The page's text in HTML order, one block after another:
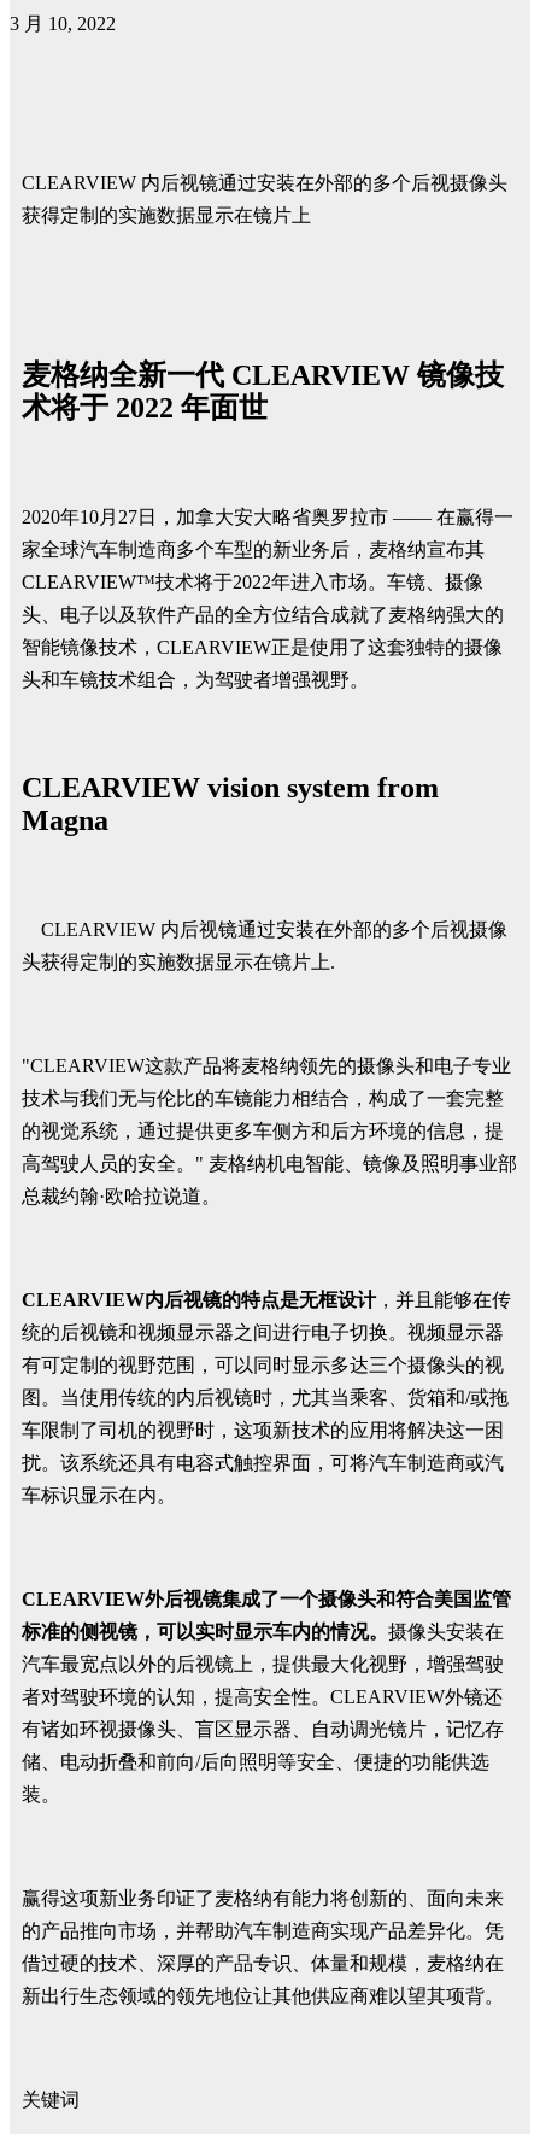
3 月 10, 2022
CLEARVIEW 内后视镜通过安装在外部的多个后视摄像头
获得定制的实施数据显示在镜片上
麦格纳全新一代 CLEARVIEW 镜像技
术将于 2022 年面世
2020年10月27日，加拿大安大略省奥罗拉市 —— 在赢得一
家全球汽车制造商多个车型的新业务后，麦格纳宣布其
CLEARVIEW™技术将于2022年进入市场。车镜、摄像
头、电子以及软件产品的全方位结合成就了麦格纳强大的
智能镜像技术，CLEARVIEW正是使用了这套独特的摄像
头和车镜技术组合，为驾驶者增强视野。
CLEARVIEW vision system from
Magna
CLEARVIEW 内后视镜通过安装在外部的多个后视摄像
头获得定制的实施数据显示在镜片上.
"CLEARVIEW这款产品将麦格纳领先的摄像头和电子专业
技术与我们无与伦比的车镜能力相结合，构成了一套完整
的视觉系统，通过提供更多车侧方和后方环境的信息，提
高驾驶人员的安全。" 麦格纳机电智能、镜像及照明事业部
总裁约翰·欧哈拉说道。
CLEARVIEW内后视镜的特点是无框设计，并且能够在传
统的后视镜和视频显示器之间进行电子切换。视频显示器
有可定制的视野范围，可以同时显示多达三个摄像头的视
图。当使用传统的内后视镜时，尤其当乘客、货箱和/或拖
车限制了司机的视野时，这项新技术的应用将解决这一困
扰。该系统还具有电容式触控界面，可将汽车制造商或汽
车标识显示在内。
CLEARVIEW外后视镜集成了一个摄像头和符合美国监管
标准的侧视镜，可以实时显示车内的情况。 摄像头安装在
汽车最宽点以外的后视镜上，提供最大化视野，增强驾驶
者对驾驶环境的认知，提高安全性。CLEARVIEW外镜还
有诸如环视摄像头、盲区显示器、自动调光镜片，记忆存
储、电动折叠和前向/后向照明等安全、便捷的功能供选
装。
赢得这项新业务印证了麦格纳有能力将创新的、面向未来
的产品推向市场，并帮助汽车制造商实现产品差异化。凭
借过硬的技术、深厚的产品专识、体量和规模，麦格纳在
新出行生态领域的领先地位让其他供应商难以望其项背。
关键词